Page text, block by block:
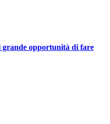
opportunità di fare